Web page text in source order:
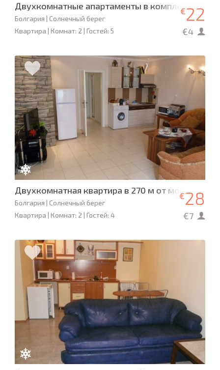
Двухкомнатные апартаменты в комплексе
Болгария | Солнечный берег
Квартира | Комнат: 2 | Гостей: 5
€22
€4
Двухкомнатная квартира в 270 м от моря.
Болгария | Солнечный берег
Квартира | Комнат: 2 | Гостей: 4
€28
€7